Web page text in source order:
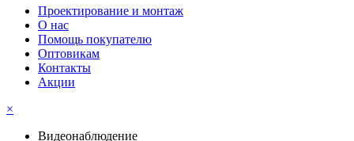
Проектирование и монтаж
О нас
Помощь покупателю
Оптовикам
Контакты
Акции
×
Видеонаблюдение